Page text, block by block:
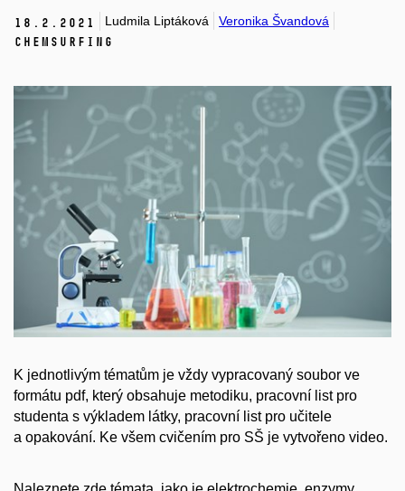
18. 2. 2021 Ludmila Liptáková Veronika Švandová
ChemSurfing
K jednotlivým tématům je vždy vypracovaný soubor ve
formátu pdf, který obsahuje metodiku, pracovní list pro
studenta s výkladem látky, pracovní list pro učitele
a opakování. Ke všem cvičením pro SŠ je vytvořeno video.